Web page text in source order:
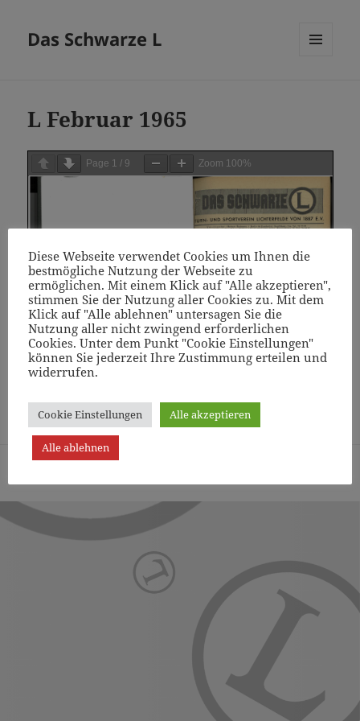
Das Schwarze L
L Februar 1965
Page 1 / 9 Zoom 100%
Page1/9 Zoom100%
Diese Webseite verwendet Cookies um Ihnen die
bestmögliche Nutzung der Webseite zu
ermöglichen. Mit einem Klick auf "Alle akzeptieren",
stimmen Sie der Nutzung aller Cookies zu. Mit dem
Klick auf "Alle ablehnen" untersagen Sie die
Nutzung aller nicht zwingend erforderlichen
Cookies. Unter dem Punkt "Cookie Einstellungen"
können Sie jederzeit Ihre Zustimmung erteilen und
widerrufen.
Cookie Einstellungen Alle akzeptieren
Alle ablehnen